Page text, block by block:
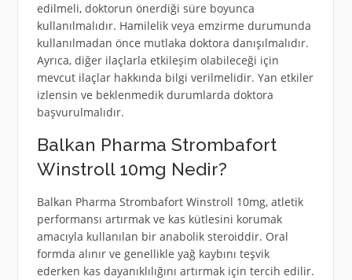
edilmeli, doktorun önerdiği süre boyunca
kullanılmalıdır. Hamilelik veya emzirme durumunda
kullanılmadan önce mutlaka doktora danışılmalıdır.
Ayrıca, diğer ilaçlarla etkileşim olabileceği için
mevcut ilaçlar hakkında bilgi verilmelidir. Yan etkiler
izlensin ve beklenmedik durumlarda doktora
başvurulmalıdır.
Balkan Pharma Strombafort
Winstroll 10mg Nedir?
Balkan Pharma Strombafort Winstroll 10mg, atletik
performansı artırmak ve kas kütlesini korumak
amacıyla kullanılan bir anabolik steroiddir. Oral
formda alınır ve genellikle yağ kaybını teşvik
ederken kas dayanıklılığını artırmak için tercih edilir.